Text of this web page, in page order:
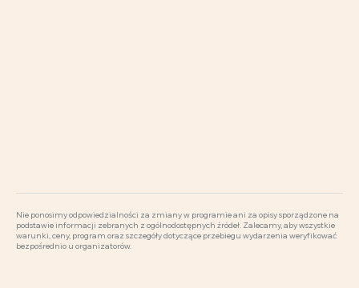
Nie ponosimy odpowiedzialności za zmiany w programie ani za opisy sporządzone na
podstawie informacji zebranych z ogólnodostępnych źródeł. Zalecamy, aby wszystkie
warunki, ceny, program oraz szczegóły dotyczące przebiegu wydarzenia weryfikować
bezpośrednio u organizatorów.